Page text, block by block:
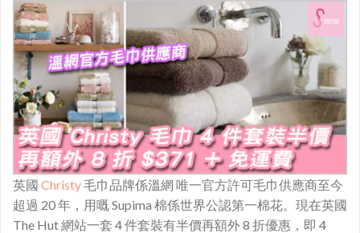
英國 Christy毛巾品牌係溫網 唯一官方許可毛巾供應商至今
超過 20 年，用嘅 Supima 棉係世界公認第一棉花 。現在英國
The Hut 網站一套 4 件套裝有半價再額外 8 折優惠，即 4